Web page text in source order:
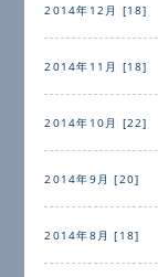
2014年12月 [18]
2014年11月 [18]
2014年10月 [22]
2014年9月 [20]
2014年8月 [18]